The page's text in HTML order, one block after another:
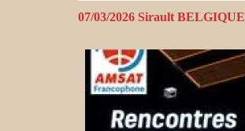
07/03/2026 Sirault BELGIQUE